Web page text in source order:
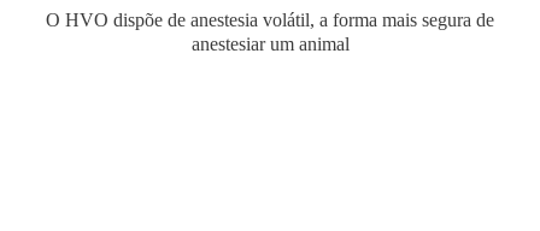
O HVO dispõe de anestesia volátil, a forma mais segura de
anestesiar um animal